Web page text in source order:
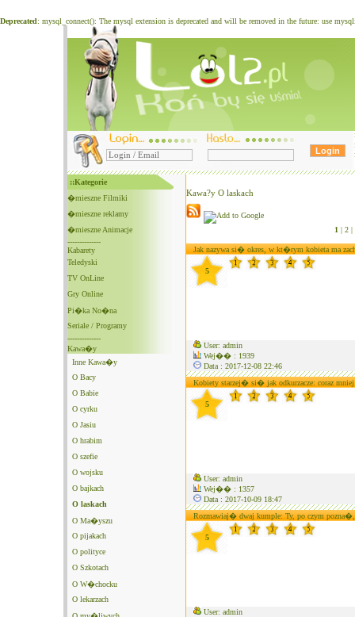
Deprecated: mysql_connect(): The mysql extension is deprecated and will be removed in the future: use
::Kategorie
�mieszne Filmiki
�mieszne reklamy
�mieszne Animacje
--------------
Kabarety
Teledyski
TV OnLine
Gry Online
Pi�ka No�na
Seriale / Programy
--------------
Kawa�y
Inne Kawa�y
O Bacy
O Babie
O cyrku
O Jasiu
O hrabim
O szefie
O wojsku
O bajkach
O laskach
O Ma�yszu
O pijakach
O polityce
O Szkotach
O W�chocku
O lekarzach
Kawa?y O laskach
1 |2 |
Jak nazywa si� okres, w kt�rym kobieta ma
5
User: admin
Wej�� : 1939
Data : 2017-12-08 22:46
Kobiety starzej� si� jak odkurzacze: coraz
5
User: admin
Wej�� : 1357
Data : 2017-10-09 18:47
Rozmawiaj� dwaj kumple: Ty, po czym
5
User: admin